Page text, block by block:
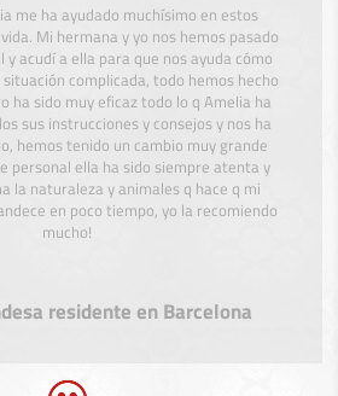
me ha ayudado muchísimo en estos
Mi hermana y yo nos hemos pasado
acudí a ella para que nos ayuda cómo
complicada, todo hemos hecho
ha sido muy eficaz todo lo q Amelia ha
sus instrucciones y consejos y nos ha
hemos tenido un cambio muy grande
personal ella ha sido siempre atenta y
la naturaleza y animales q hace q mi
en poco tiempo, yo la recomiendo
mucho!
residente en Barcelona